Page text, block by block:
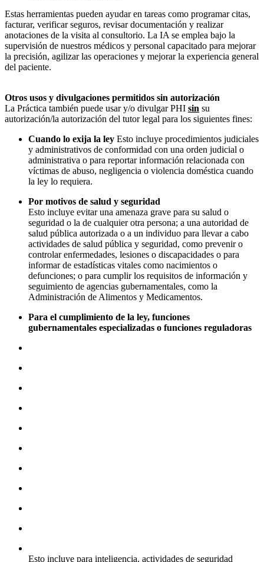
Estas herramientas pueden ayudar en tareas como programar citas,
facturar, verificar seguros, revisar documentación y realizar
anotaciones de la visita al consultorio. La IA se emplea bajo la
supervisión de nuestros médicos y personal capacitado para mejorar
la precisión, agilizar las operaciones y mejorar la experiencia general
del paciente.
Otros usos y divulgaciones permitidos sin autorización
La Práctica también puede usar y/o divulgar PHI sin su
autorización/la autorización del tutor legal para los siguientes fines:
Cuando lo exija la ley Esto incluye procedimientos judiciales
y administrativos de conformidad con una orden judicial o
administrativa o para reportar información relacionada con
víctimas de abuso, negligencia o violencia doméstica cuando
la ley lo requiera.
Por motivos de salud y seguridad
Esto incluye evitar una amenaza grave para su salud o
seguridad o la de cualquier otra persona; a una autoridad de
salud pública autorizada o a un individuo para llevar a cabo
actividades de salud pública y seguridad, como prevenir o
controlar enfermedades, lesiones o discapacidades o para
informar de estadísticas vitales como nacimientos o
defunciones; o para cumplir los requisitos de información y
seguimiento de agencias gubernamentales, como la
Administración de Alimentos y Medicamentos.
Para el cumplimiento de la ley, funciones
gubernamentales especializadas o funciones reguladoras
Esto incluye para inteligencia, actividades de seguridad